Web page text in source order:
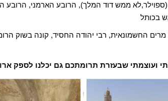
(ספוילר,לא ממש דוד המלך), הרובע הארמני, הרובע
בכותל
מרים החשמונאית, רבי יהודה החסיד, קונה בשוק
ועוצמתי שבעזרת תרומתכם גם יכלנו לספק